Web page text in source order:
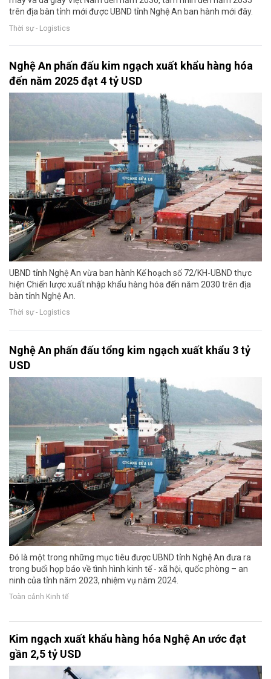
trên địa bàn tỉnh mới được UBND tỉnh Nghệ An ban hành mới đây.
Thời sự - Logistics
Nghệ An phấn đấu kim ngạch xuất khẩu hàng hóa
đến năm 2025 đạt 4 tỷ USD
UBND tỉnh Nghệ An vừa ban hành Kế hoạch số 72/KH-UBND thực
hiện Chiến lược xuất nhập khẩu hàng hóa đến năm 2030 trên địa
bàn tỉnh Nghệ An.
Thời sự - Logistics
Nghệ An phấn đấu tổng kim ngạch xuất khẩu 3 tỷ
USD
Đó là một trong những mục tiêu được UBND tỉnh Nghệ An đưa ra
trong buổi họp báo về tình hình kinh tế - xã hội, quốc phòng – an
ninh của tỉnh năm 2023, nhiệm vụ năm 2024.
Toàn cảnh Kinh tế
Kim ngạch xuất khẩu hàng hóa Nghệ An ước đạt
gần 2,5 tỷ USD